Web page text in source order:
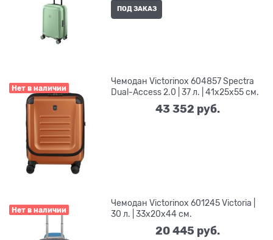
ПОД ЗАКАЗ
Нет в наличии
Чемодан Victorinox 604857 Spectra
Dual-Access 2.0 | 37 л. | 41x25x55 см.
43 352 руб.
Нет в наличии
Чемодан Victorinox 601245 Victoria |
30 л. | 33x20x44 см.
20 445 руб.